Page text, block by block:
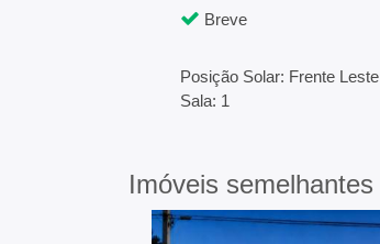
Breve
Posição Solar: Frente Leste
Sala: 1
Imóveis semelhantes